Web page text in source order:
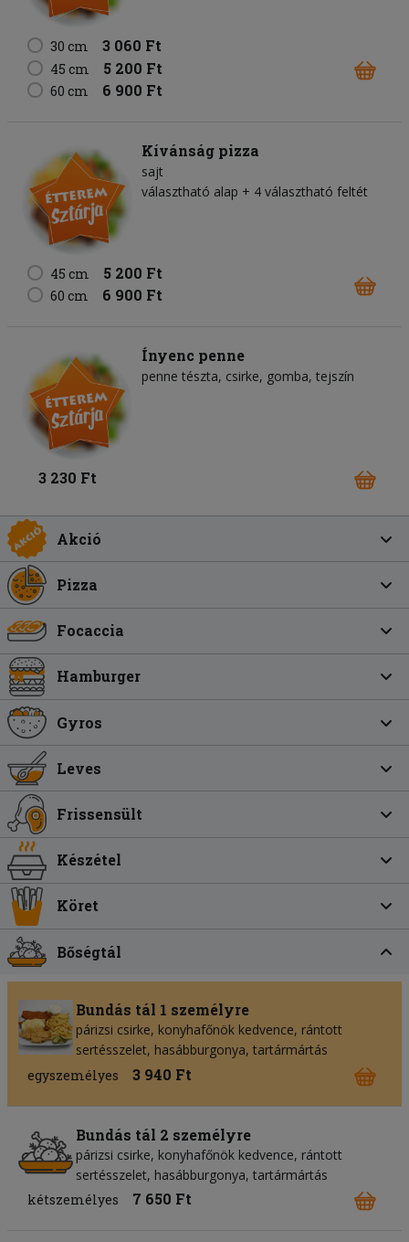
30 cm 3 060 Ft
45 cm 5 200 Ft
60 cm 6 900 Ft
Kívánság pizza
sajt
választható alap + 4 választható feltét
45 cm 5 200 Ft
60 cm 6 900 Ft
Ínyenc penne
penne tészta csirke gomba tejszín
3 230 Ft
Akció
Pizza
Focaccia
Hamburger
Gyros
Leves
Frissensült
Készétel
Köret
Bőségtál
Bundás tál 1 személyre
párizsi csirke, konyhafőnök kedvence, rántott
sertésszelet, hasábburgonya, tartármártás
egyszemélyes
3 940 Ft
Bundás tál 2 személyre
párizsi csirke, konyhafőnök kedvence, rántott
sertésszelet, hasábburgonya, tartármártás
kétszemélyes
7 650 Ft